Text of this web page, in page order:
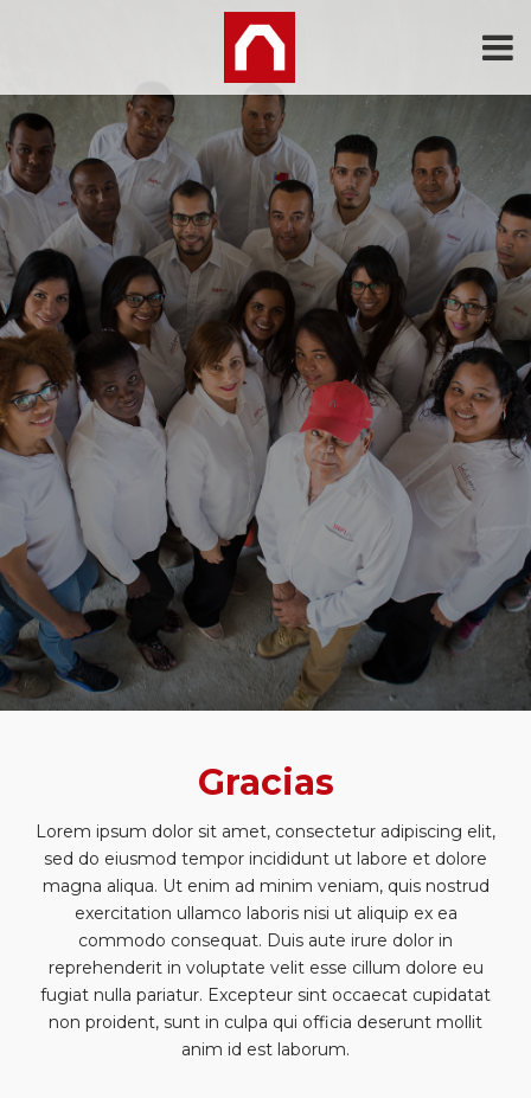
Gracias
Lorem ipsum dolor sit amet, consectetur adipiscing elit,
sed do eiusmod tempor incididunt ut labore et dolore
magna aliqua. Ut enim ad minim veniam, quis nostrud
exercitation ullamco laboris nisi ut aliquip ex ea
commodo consequat. Duis aute irure dolor in
reprehenderit in voluptate velit esse cillum dolore eu
fugiat nulla pariatur. Excepteur sint occaecat cupidatat
non proident, sunt in culpa qui officia deserunt mollit
anim id est laborum.